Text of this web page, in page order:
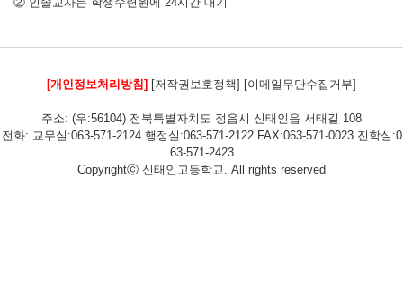
[개인정보처리방침] [저작권보호정책] [이메일무단수집거부]
주소: (우:56104) 전북특별자치도 정읍시 신태인읍 서태길 108
전화: 교무실:063-571-2124 행정실:063-571-2122 FAX:063-571-0023 진학실:0
63-571-2423
Copyrightⓒ 신태인고등학교. All rights reserved